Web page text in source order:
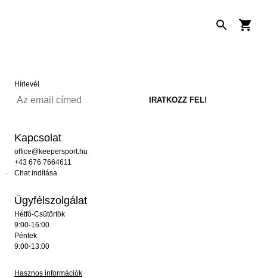
Hírlevél
Kapcsolat
office@keepersport.hu
+43 676 7664611
Chat indítása
Ügyfélszolgálat
Hétfő-Csütörtök
9:00-16:00
Péntek
9:00-13:00
Hasznos információk